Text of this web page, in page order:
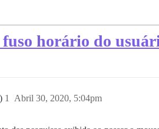
horário do
Abril 30, 2020, 5:04pm
1